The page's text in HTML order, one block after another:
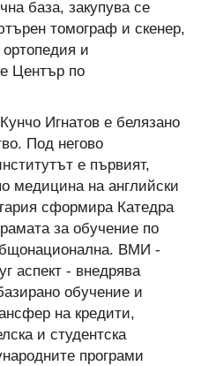
база, закупува се
томограф и скенер,
и
Център по
Игнатов е белязано
Под негово
е първият,
медицина на английски
сформира Катедра
за обучение по
ВМИ -
аспект - внедрява
обучение и
на кредити,
и студентска
програми